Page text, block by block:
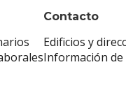
Contacto
Edificios y
Información